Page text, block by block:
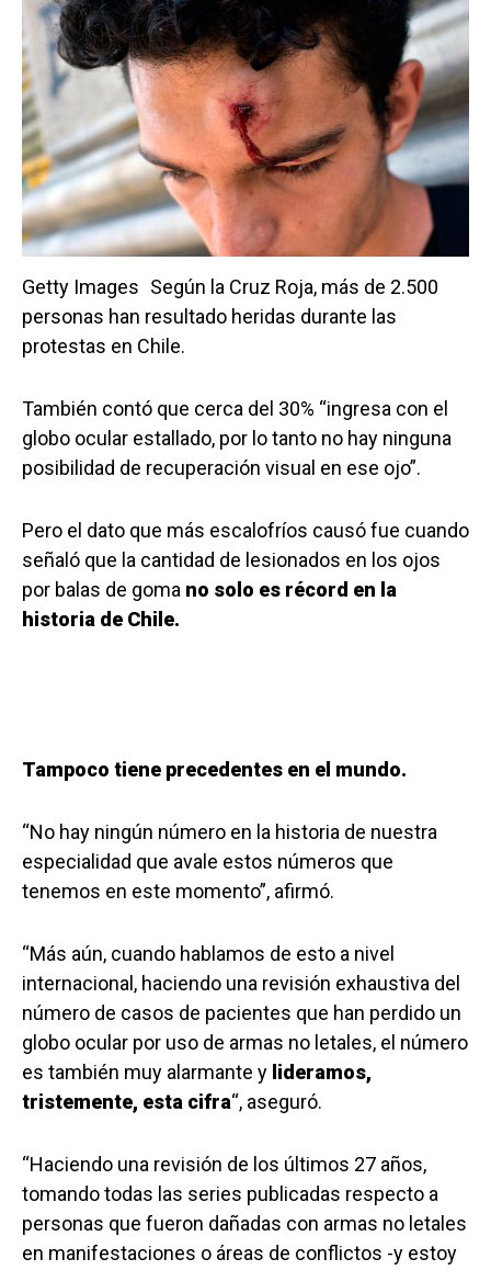
Getty Images Según la Cruz Roja, más de 2.500
personas han resultado heridas durante las
protestas en Chile.
También contó que cerca del 30% “ingresa con el
globo ocular estallado, por lo tanto no hay ninguna
posibilidad de recuperación visual en ese ojo”.
Pero el dato que más escalofríos causó fue cuando
señaló que la cantidad de lesionados en los ojos
por balas de goma no solo es récord en la
historia de Chile.
Tampoco tiene precedentes en el mundo.
“No hay ningún número en la historia de nuestra
especialidad que avale estos números que
tenemos en este momento”, afirmó.
“Más aún, cuando hablamos de esto a nivel
internacional, haciendo una revisión exhaustiva del
número de casos de pacientes que han perdido un
globo ocular por uso de armas no letales, el número
es también muy alarmante y lideramos,
tristemente, esta cifra“, aseguró.
“Haciendo una revisión de los últimos 27 años,
tomando todas las series publicadas respecto a
personas que fueron dañadas con armas no letales
en manifestaciones o áreas de conflictos -y estoy